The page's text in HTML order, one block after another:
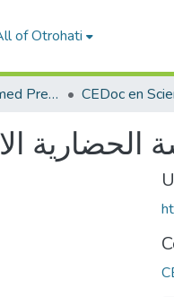
of Otrohati
Université Mohammed Premier - Oujda